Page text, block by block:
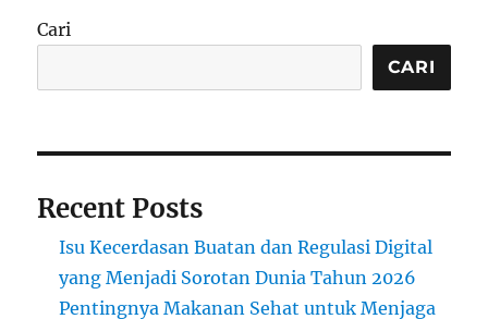
Cari
CARI
Recent Posts
Isu Kecerdasan Buatan dan Regulasi Digital
yang Menjadi Sorotan Dunia Tahun 2026
Pentingnya Makanan Sehat untuk Menjaga